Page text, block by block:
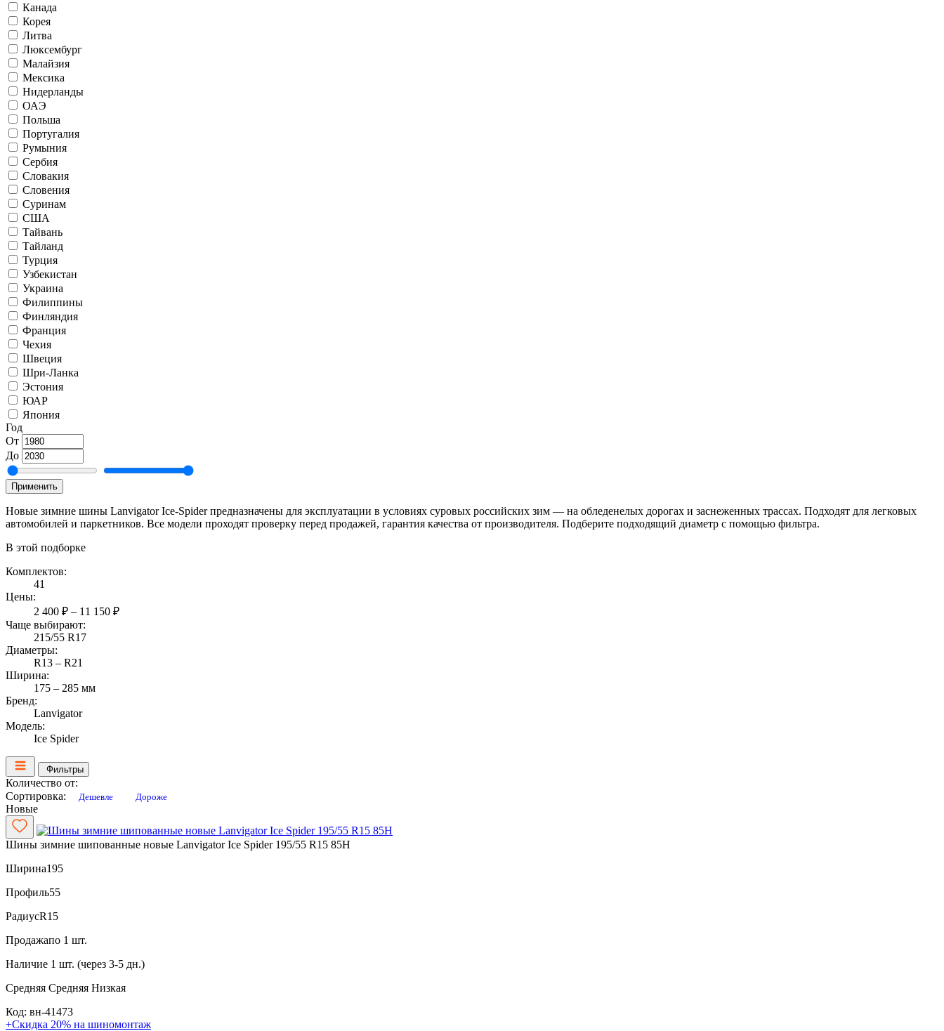
Канада
Корея
Литва
Люксембург
Малайзия
Мексика
Нидерланды
ОАЭ
Польша
Португалия
Румыния
Сербия
Словакия
Словения
Суринам
США
Тайвань
Тайланд
Турция
Узбекистан
Украина
Филиппины
Финляндия
Франция
Чехия
Швеция
Шри-Ланка
Эстония
ЮАР
Япония
Год
От
До
Применить
Новые зимние шины Lanvigator Ice-Spider предназначены для эксплуатации в условиях суровых российских зим — на обледенелых дорогах и заснеженных трассах. Подходят для легковых
автомобилей и паркетников. Все модели проходят проверку перед продажей, гарантия качества от производителя. Подберите подходящий диаметр с помощью фильтра.
В этой подборке
Комплектов:
41
Цены:
2 400 ₽ – 11 150 ₽
Чаще выбирают:
215/55 R17
Диаметры:
R13 – R21
Ширина:
175 – 285 мм
Бренд:
Lanvigator
Модель:
Ice Spider
Фильтры
Количество от:
Сортировка:
Дешевле Дороже
Новые
Шины зимние шипованные новые Lanvigator Ice Spider 195/55 R15 85H
Ширина195
Профиль55
РадиусR15
Продажапо 1 шт.
Наличие 1 шт. (через 3-5 дн.)
Средняя Средняя Низкая
Код: вн-41473
+Скидка 20% на шиномонтаж